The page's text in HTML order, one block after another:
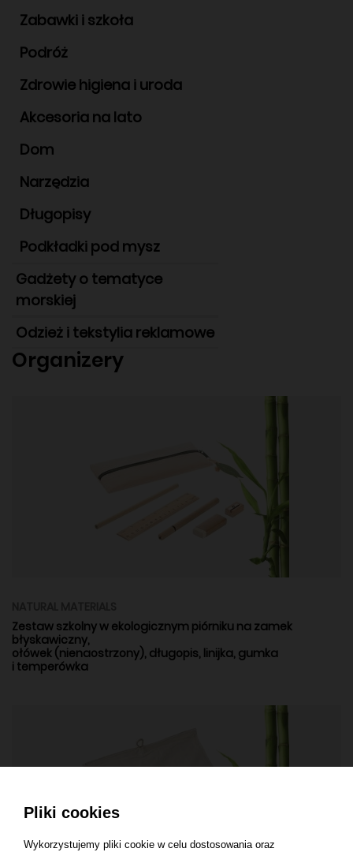
Zabawki i szkoła
Podróż
Zdrowie higiena i uroda
Akcesoria na lato
Dom
Narzędzia
Długopisy
Podkładki pod mysz
Gadżety o tematyce
morskiej
Odzież i tekstylia reklamowe
Organizery
Zestaw szkolny w ekologicznym piórniku na zamek
błyskawiczny,
ołówek (nienaostrzony), długopis, linijka, gumka
i temperówka
Pliki cookies
Wykorzystujemy pliki cookie w celu dostosowania oraz